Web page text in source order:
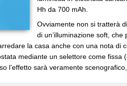
Hh da 700 mAh.
Ovviamente non si tratterà
di un’illuminazione soft,
la casa anche con una nota di
mediante un selettore come fissa
l’effetto sarà veramente